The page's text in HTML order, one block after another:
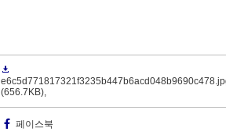
(656.7KB),
페이스북